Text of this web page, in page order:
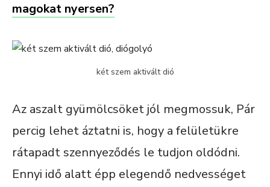
magokat nyersen?
két szem aktivált dió
Az aszalt gyümölcsöket jól megmossuk, Pár
percig lehet áztatni is, hogy a felületükre
rátapadt szennyeződés le tudjon oldódni.
Ennyi idő alatt épp elegendő nedvességet